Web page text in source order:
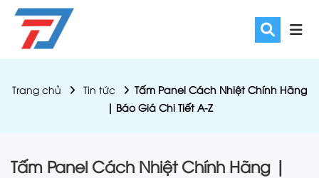
Trang chủ Tin tức
Tấm Panel Cách Nhiệt Chính Hãng
| Báo Giá Chi Tiết A-Z
Tấm Panel Cách Nhiệt Chính Hãng |